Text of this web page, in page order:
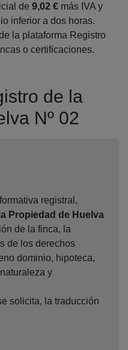
de 9,02 € más IVA y
inferior a dos horas.
la plataforma Registro
o certificaciones.
de la
Nº 02
registral,
Propiedad de Huelva
de la finca, la
de los derechos
dominio, hipoteca,
y
solicita, la traducción